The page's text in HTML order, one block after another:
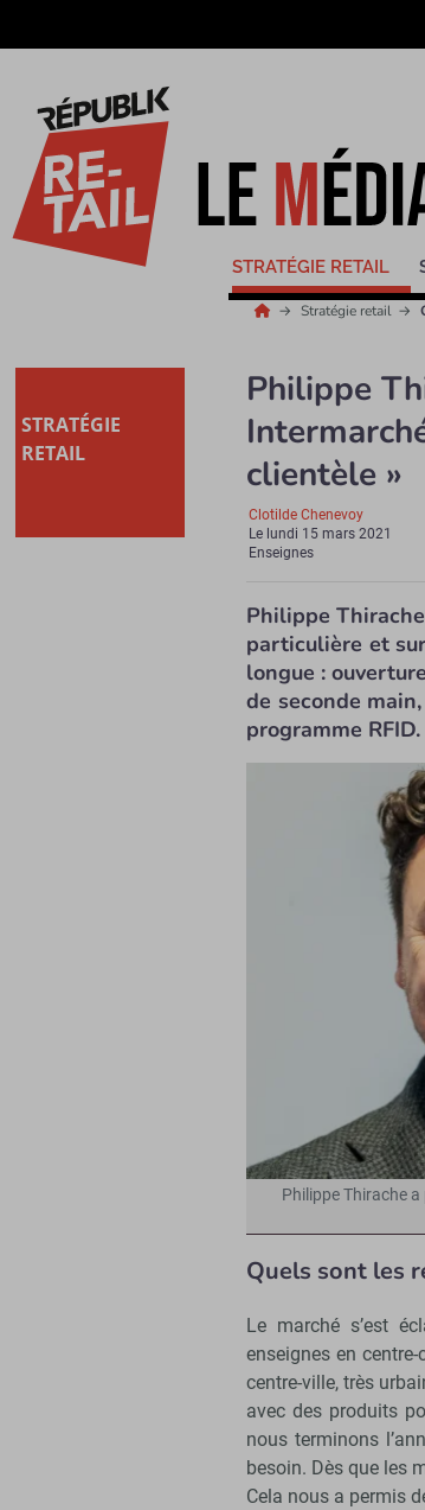
STRATÉGIE RETAIL
Stratégie retail
STRATÉGIE
RETAIL
Philippe
clientèle »
Clotilde Chenevoy
Le lundi 15 mars 2021
Enseignes
Philippe
particulière et
longue :
de seconde
programme RFID.
Philippe Thirache
Quels sont les
Le marché s’est
enseignes en
centre-ville, très
avec des produits
nous terminons
besoin. Dès que les
Cela nous a permis